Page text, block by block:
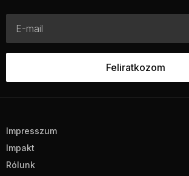
Impresszum
Impakt
Rólunk